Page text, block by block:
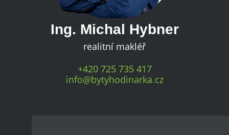
Ing. Michal Hybner
realitní makléř
+420 725 735 417
info@bytyhodinarka.cz